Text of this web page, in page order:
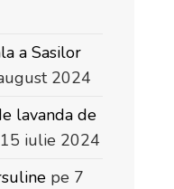
a Sasilor
2024
lavanda de
iulie 2024
pe 7